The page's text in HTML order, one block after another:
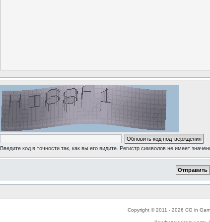
Введите код в точности так, как вы его видите. Регистр символов не имеет
Copyright © 2011 - 2026 CG in